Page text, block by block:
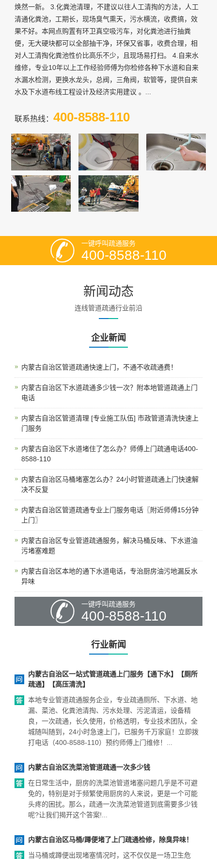
焕然一新。 3.化粪池清理，不建议以往人工清掏的方法，人工
清通化粪池，工期长，现场臭气熏天，污水横流，收费搞，效
果不好。本网点购置有环卫真空吸污车，对化粪池进行抽粪
便，无大硬块都可以全部抽干净，环保又省事，收费合理，相
对人工清掏化粪池性价比高乐不少，且现场易打扫。 4.自来水
维修，专业10年以上工作经验师傅为你检修各种下水道和自来
水漏水检测，更换水龙头，总阀，三角阀，软管等，提供自来
水及下水道布线工程设计及经济实用建议 。...
联系热线： 400-8588-110
一键呼叫疏通服务
400-8588-110
新闻动态
连线管道疏通行业前沿
企业新闻
内蒙古自治区管道疏通快速上门，不通不收疏通费！
内蒙古自治区下水道疏通多少钱一次？附本地管道疏通上门
电话
内蒙古自治区管道清理 [专业施工队伍] 市政管道清洗快速上
门服务
内蒙古自治区下水道堵住了怎么办？师傅上门疏通电话400-
8588-110
内蒙古自治区马桶堵塞怎么办？24小时管道疏通上门快速解
决不反复
内蒙古自治区管道疏通专业上门服务电话〖附近师傅15分钟
上门〗
内蒙古自治区专业管道疏通服务，解决马桶反味、下水道油
污堵塞难题
内蒙古自治区本地的通下水道电话，专治厨房油污地漏反水
异味
一键呼叫疏通服务
400-8588-110
行业新闻
内蒙古自治区一站式管道疏通上门服务【通下水】【厕所
疏通】【高压清洗】
本地专业管道疏通服务企业，专业疏通厕所、下水道、地
漏、菜池、化粪池清掏、污水处理、污泥清运，设备精
良，一次疏通，长久使用，价格透明，专业技术团队，全
城随叫随到，24小时急速上门，已服务千万家庭！立即拨
打电话（400-8588-110）预约师傅上门维修！...
内蒙古自治区洗菜池管道疏通一次多少钱
在日常生活中，厨房的洗菜池管道堵塞问题几乎是不可避
免的，特别是对于频繁使用厨房的人来说，更是一个可能
头疼的困扰。那么，疏通一次洗菜池管道到底需要多少钱
呢?让我们揭开这个答案!...
内蒙古自治区马桶/蹲便堵了上门疏通检修，除臭异味！
当马桶或蹲便出现堵塞情况时，这不仅仅是一场卫生危